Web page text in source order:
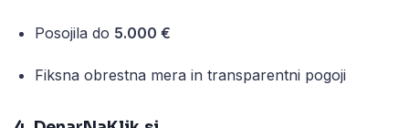
Posojila do 5.000 €
Fiksna obrestna mera in transparentni pogoji